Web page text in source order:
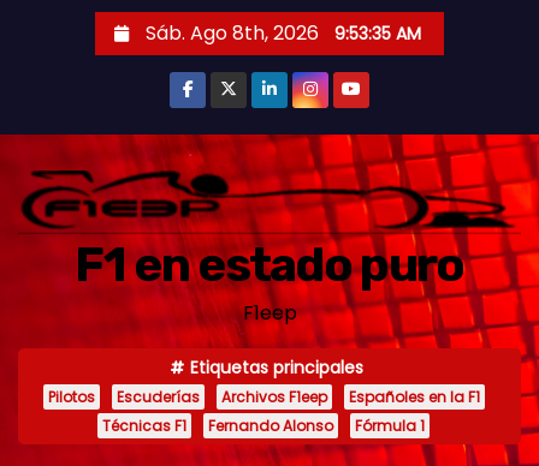
Sáb. Ago 8th, 2026 9:53:36 AM
F1 en estado puro
F1eep
Etiquetas principales
Pilotos Escuderías Archivos F1eep
Españoles en la F1
Técnicas F1
Fernando Alonso Fórmula 1